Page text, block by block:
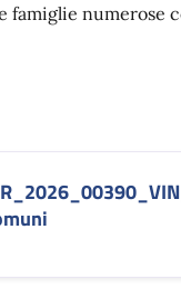
famiglie numerose